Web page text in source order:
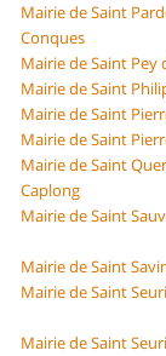
Mairie de Saint
Conques
Mairie de Saint Pey
Mairie de Saint
Mairie de Saint
Mairie de Saint
Mairie de Saint
Caplong
Mairie de Saint
Mairie de Saint
Mairie de Saint
Mairie de Saint